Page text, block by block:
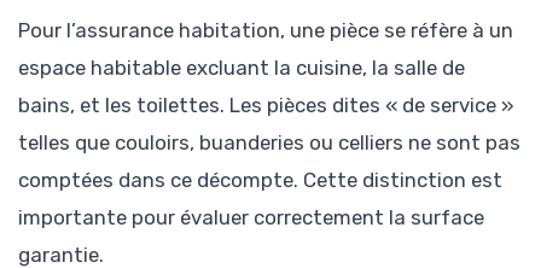
Pour l’assurance habitation, une pièce se réfère à un
espace habitable excluant la cuisine, la salle de
bains, et les toilettes. Les pièces dites « de service »
telles que couloirs, buanderies ou celliers ne sont pas
comptées dans ce décompte. Cette distinction est
importante pour évaluer correctement la surface
garantie.